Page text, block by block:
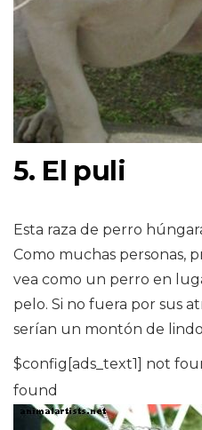
5. El puli
Esta raza de perro
Como muchas personas,
vea como un perro en
pelo. Si no fuera por sus
serían un montón de
$config[ads_text1] not
found